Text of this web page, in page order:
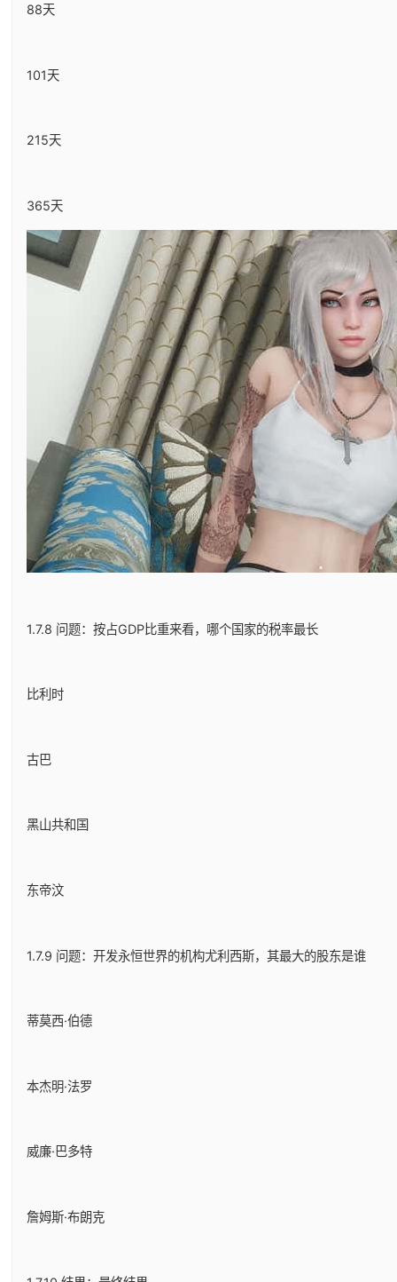
88天
101天
215天
365天
1.7.8 问题：按占GDP比重来看，哪个国家的税率最长
比利时
古巴
黑山共和国
东帝汶
1.7.9 问题：开发永恒世界的机构尤利西斯，其最大的股东是谁
蒂莫西·伯德
本杰明·法罗
威廉·巴多特
詹姆斯·布朗克